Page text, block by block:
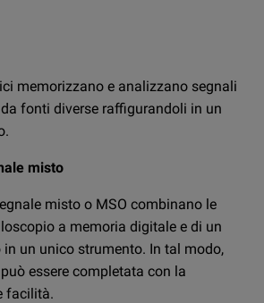
un rigoroso processo di
degli apparecchi nuovi per
di strumentazione di alta qualità a
un oscilloscopio usato?
di opzioni flessibili che permettono
necessarie a prezzi
digitali di fascia alta sono
disposizione un budget più ristretto,
per un oscilloscopio usato. Tra le
figurano il noleggio con
memorizzano e analizzano segnali
fonti diverse raffigurandoli in un
misto
misto o MSO combinano le
a memoria digitale e di un
un unico strumento. In tal modo,
essere completata con la
facilità.